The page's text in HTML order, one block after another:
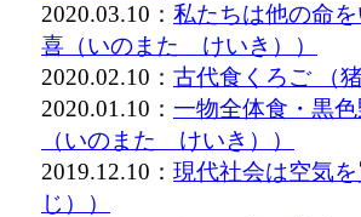
2020.03.10： 私たちは他の命
喜（いのまた けいき））
2020.02.10： 古代食くろご （
2020.01.10： 一物全体食・黒
（いのまた けいき））
2019.12.10： 現代社会は空気
じ））